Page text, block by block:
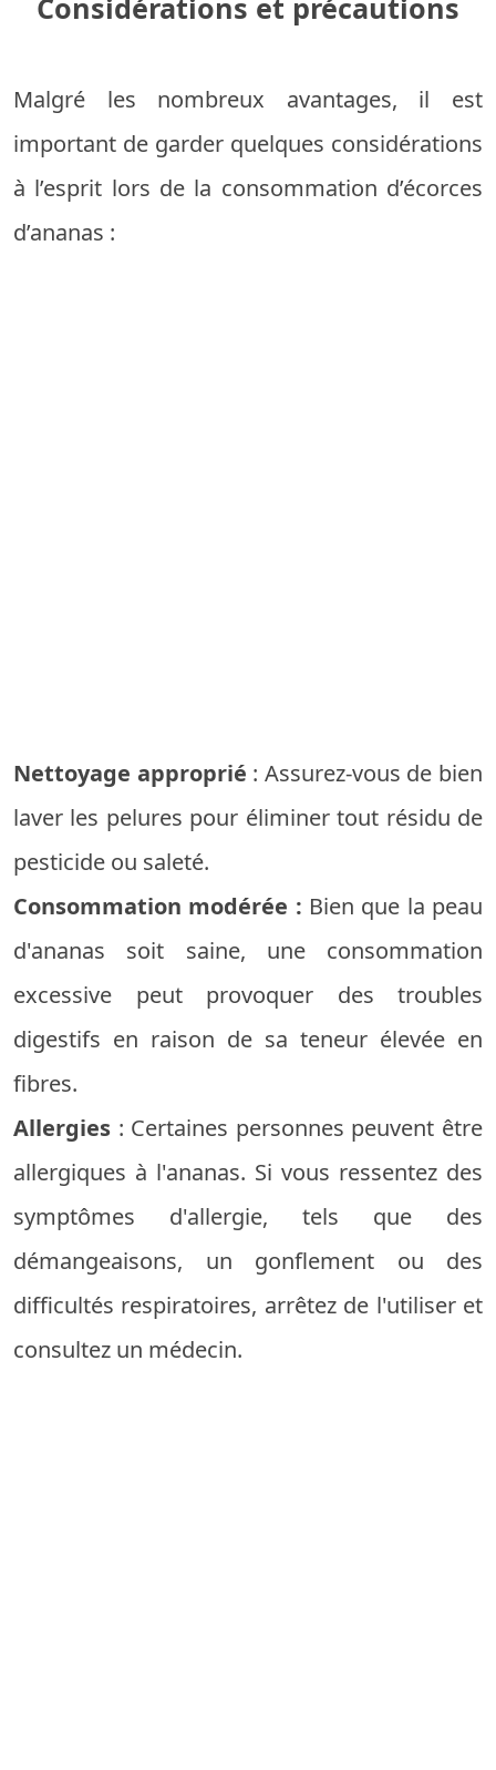
Considérations et précautions
Malgré les nombreux avantages, il est
important de garder quelques considérations
à l’esprit lors de la consommation d’écorces
d’ananas :
Nettoyage approprié : Assurez-vous de bien
laver les pelures pour éliminer tout résidu de
pesticide ou saleté.
Consommation modérée : Bien que la peau
d'ananas soit saine, une consommation
excessive peut provoquer des troubles
digestifs en raison de sa teneur élevée en
fibres.
Allergies : Certaines personnes peuvent être
allergiques à l'ananas. Si vous ressentez des
symptômes d'allergie, tels que des
démangeaisons, un gonflement ou des
difficultés respiratoires, arrêtez de l'utiliser et
consultez un médecin.